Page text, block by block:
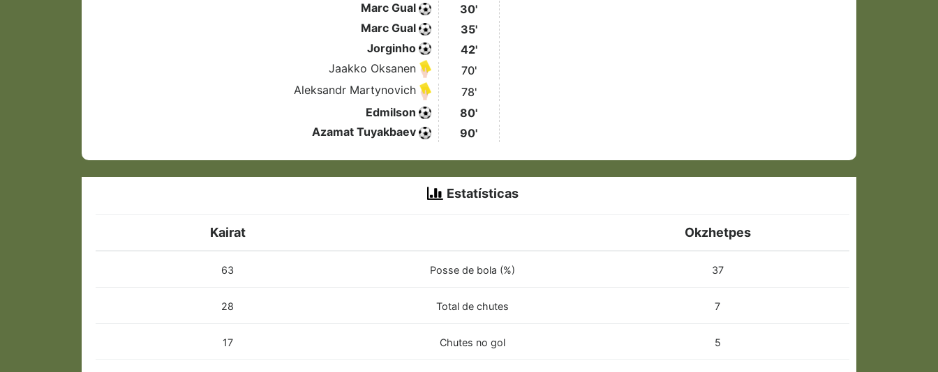
Marc Gual
30'
Marc Gual
35'
Jorginho
42'
Jaakko Oksanen
70'
Aleksandr Martynovich
78'
Edmilson
80'
Azamat Tuyakbaev
90'
Estatísticas
Kairat Okzhetpes
63 Posse de bola (%) 37
28 Total de chutes 7
17 Chutes no gol 5